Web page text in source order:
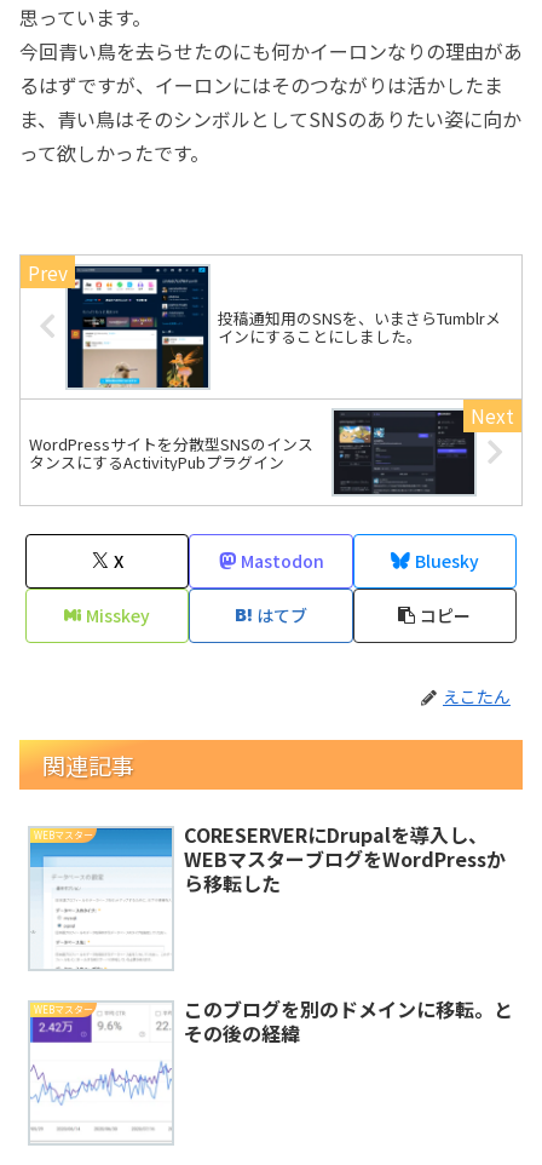
思っています。
今回青い鳥を去らせたのにも何かイーロンなりの理由があ
るはずですが、イーロンにはそのつながりは活かしたま
ま、青い鳥はそのシンボルとしてSNSのありたい姿に向か
って欲しかったです。
投稿通知用のSNSを、いまさらTumblrメ
インにすることにしました。
WordPressサイトを分散型SNSのインス
タンスにするActivityPubプラグイン
X Mastodon Bluesky
Misskey はてブ コピー
えこたん
関連記事
WEBマスター
CORESERVERにDrupalを導入し、
WEBマスターブログをWordPressか
ら移転した
WEBマスター
このブログを別のドメインに移転。と
その後の経緯